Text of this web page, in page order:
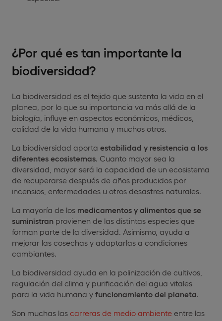
¿Por qué es tan importante la
biodiversidad?
La biodiversidad es el tejido que sustenta la vida en el
planea, por lo que su importancia va más allá de la
biología, influye en aspectos económicos, médicos,
calidad de la vida humana y muchos otros.
La biodiversidad aporta estabilidad y resistencia a los
diferentes ecosistemas . Cuanto mayor sea la
diversidad, mayor será la capacidad de un ecosistema
de recuperarse después de años producidos por
incensios, enfermedades u otros desastres naturales.
La mayoría de los medicamentos y alimentos que se
suministran provienen de las distintas especies que
forman parte de la diversidad. Asimismo, ayuda a
mejorar las cosechas y adaptarlas a condiciones
cambiantes.
La biodiversidad ayuda en la polinización de cultivos,
regulación del clima y purificación del agua vitales
para la vida humana y funcionamiento del planeta
Son muchas las carreras de medio ambiente entre las